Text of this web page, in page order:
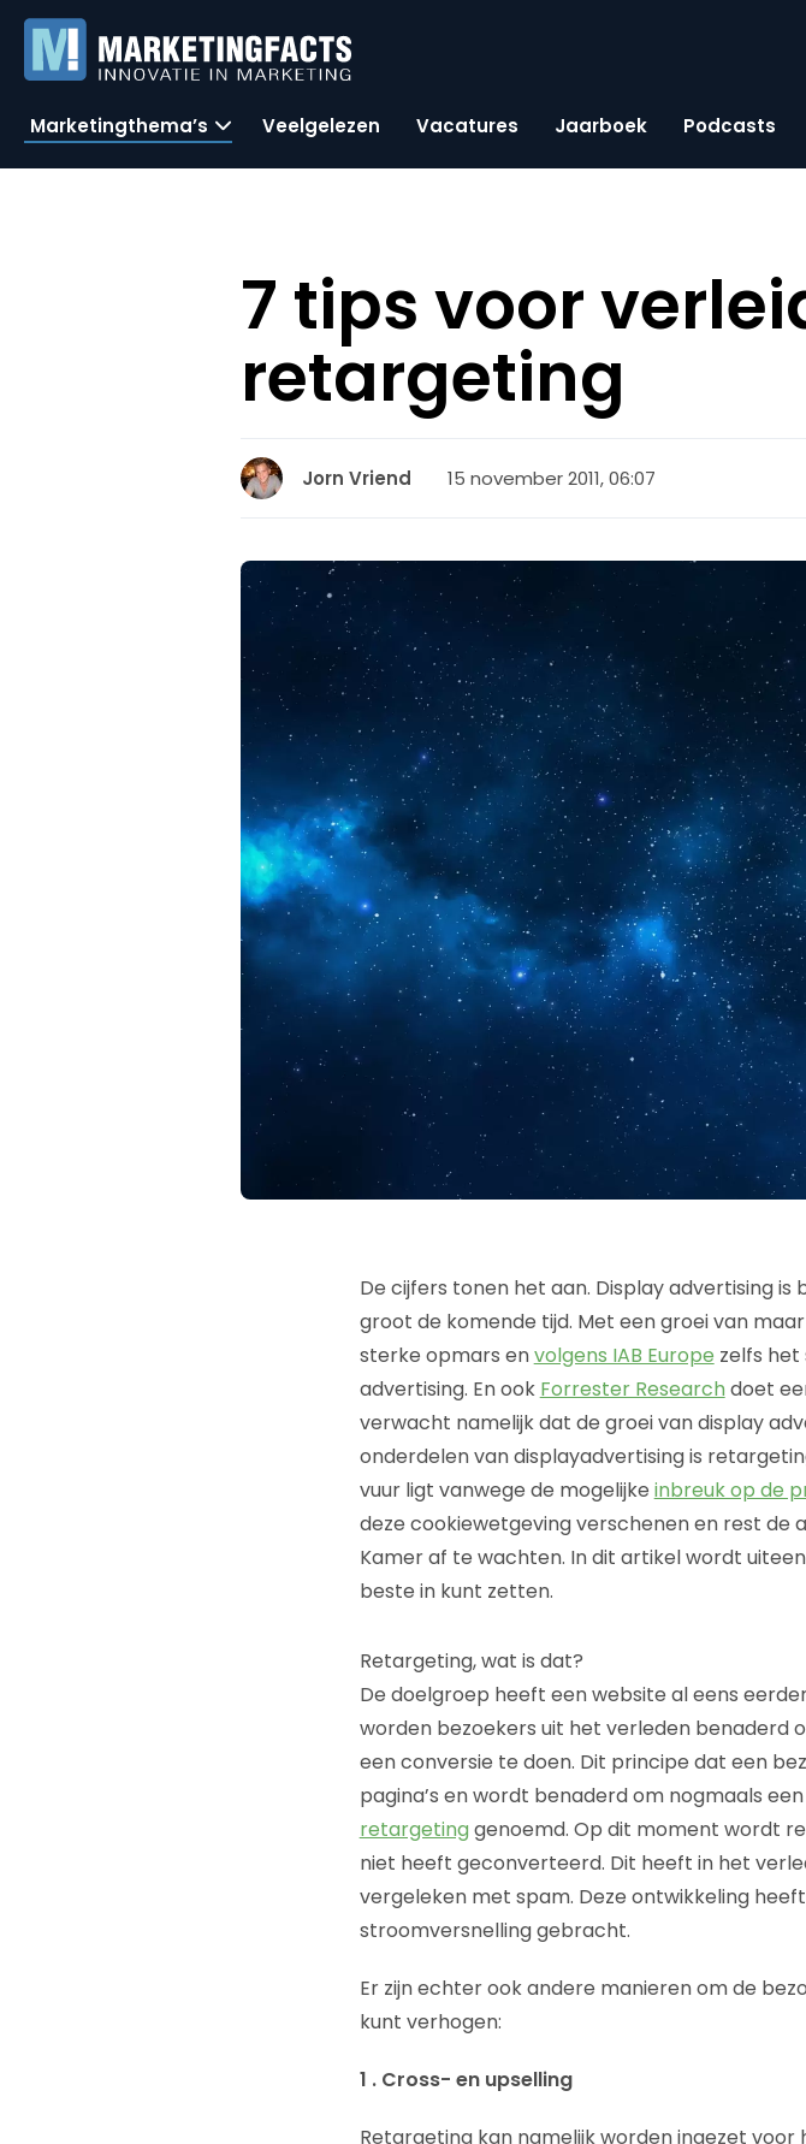
Marketingthema’s Veelgelezen Vacatures Jaarboek Podcasts
7 tips voor
retargeting
Jorn Vriend 15 november 2011, 06:07
De cijfers tonen het aan. Display advertising
groot de komende tijd. Met een groei van
sterke opmars envolgens IAB Europe zelfs
advertising. En ook Forrester Research doet
verwacht namelijk dat de groei van display
onderdelen van displayadvertising is
vuur ligt vanwege de mogelijke inbreuk op de
deze cookiewetgeving verschenen en rest de
Kamer af te wachten. In dit artikel wordt
beste in kunt zetten.
Retargeting, wat is dat?
De doelgroep heeft een website al eens
worden bezoekers uit het verleden benaderd
een conversie te doen. Dit principe dat een
pagina’s en wordt benaderd om nogmaals
retargeting genoemd. Op dit moment wordt
niet heeft geconverteerd. Dit heeft in het
vergeleken met spam. Deze ontwikkeling
stroomversnelling gebracht.
Er zijn echter ook andere manieren om de
kunt verhogen:
1 . Cross- en upselling
Retargeting kan namelijk worden ingezet